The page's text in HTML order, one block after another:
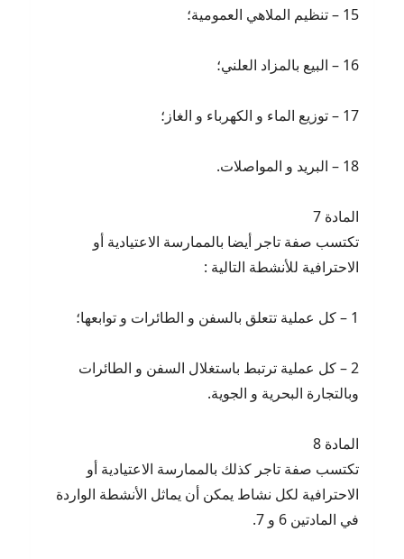
15 – تنظيم الملاهي العمومية؛
16 – البيع بالمزاد العلني؛
17 – توزيع الماء و الكهرباء و الغاز؛
18 – البريد و المواصلات.
المادة 7
تكتسب صفة تاجر أيضا بالممارسة الاعتيادية أو
الاحترافية للأنشطة التالية :
1 – كل عملية تتعلق بالسفن و الطائرات و توابعها؛
2 – كل عملية ترتبط باستغلال السفن و الطائرات
وبالتجارة البحرية و الجوية.
المادة 8
تكتسب صفة تاجر كذلك بالممارسة الاعتيادية أو
الاحترافية لكل نشاط يمكن أن يماثل الأنشطة الواردة
في المادتين 6 و 7.